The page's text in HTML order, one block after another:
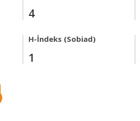
4
H-İndeks (Sobiad)
1